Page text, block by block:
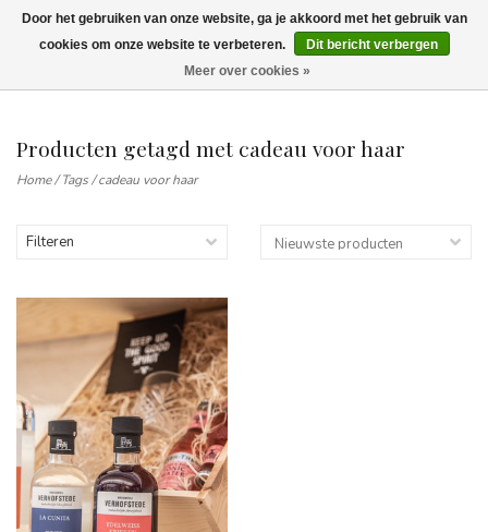
Wij leveren tot aan uw deur. Afhalen is mogelijk.
Producten getagd met cadeau voor haar
Home/Tags/cadeau voor haar
Filteren
Door het gebruiken van onze website, ga je akkoord met het gebruik van
cookies om onze website te verbeteren.
Dit bericht verbergen
Meer over cookies »